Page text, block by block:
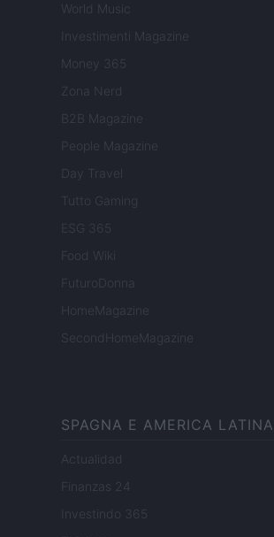
World Music
Investimenti Magazine
Money 365
Zona Nerd
B2B Magazine
People Magazine
Day Travel
Tutto Gaming
ESG 365
Food Wiki
FuturoDonna
HomeMagazine
SecondHomeMagazine
SPAGNA E AMERICA LATINA
Actualidad
Finanzas 24
Investindo 365